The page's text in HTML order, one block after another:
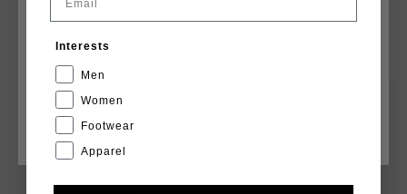
DAS KÖNNTE IHNEN AUCH GEFALLEN
CANCEL
Interests
Men
Women
Footwear
Apparel